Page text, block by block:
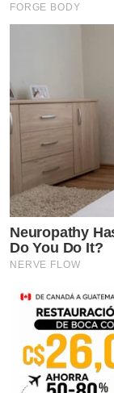
FORGE BODY
Neuropathy
Do You Do It?
NERVE FLOW